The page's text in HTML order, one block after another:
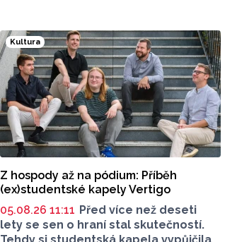
Na jedné zahradě v Hodolanech
vznikají květinové vazby floristek
se značkou Divoký.
Kultura
Z hospody až na pódium: Příběh
(ex)studentské kapely Vertigo
05.08.26 11:11 Před více než deseti
lety se sen o hraní stal skutečností.